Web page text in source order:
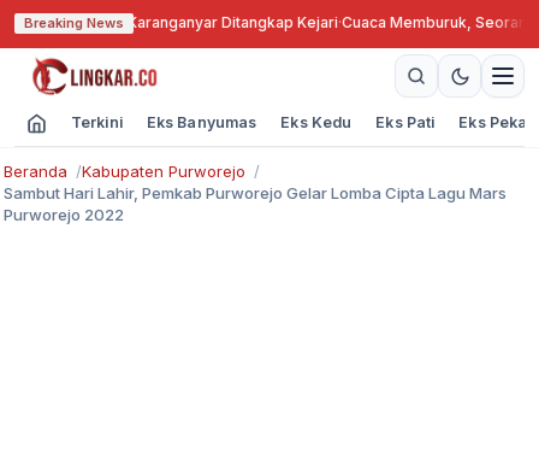
Breaking News
Kades Karanganyar Ditangkap Kejari·Cuaca Memburuk, Seorang
Terkini Eks Banyumas Eks Kedu Eks Pati Eks
Beranda
Kabupaten Purworejo
Sambut Hari Lahir, Pemkab Purworejo Gelar Lomba Cipta Lagu Mars
Purworejo 2022